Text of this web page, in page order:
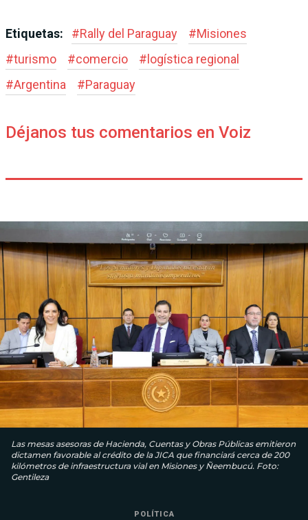
Etiquetas: #Rally del Paraguay #Misiones
#turismo #comercio # logística regional
#Argentina #Paraguay
Déjanos tus comentarios en Voiz
Las mesas asesoras de Hacienda, Cuentas y Obras Públicas emitieron
dictamen favorable al crédito de la JICA que financiará cerca de 200
kilómetros de infraestructura vial en Misiones y Ñeembucú. Foto:
Gentileza
POLÍTICA